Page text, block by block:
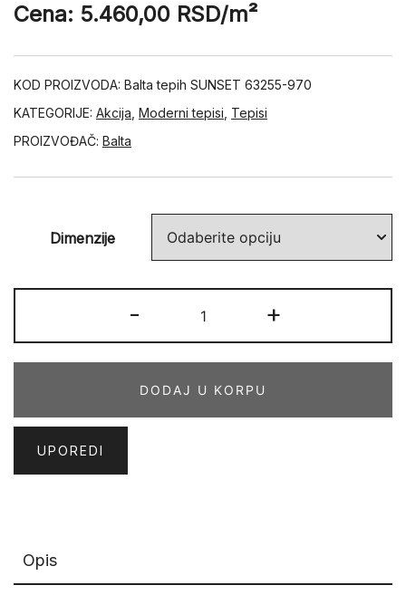
Cena: 5.460,00 RSD/m²
KOD PROIZVODA: Balta tepih SUNSET 63255-970
KATEGORIJE: Akcija Moderni tepisi Tepisi
PROIZVOĐAČ: Balta
Dimenzije
-
63255-
970
+
DODAJ U KORPU
UPOREDI
Opis